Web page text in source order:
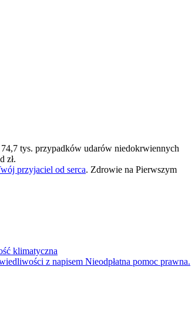
tys. przypadków udarów niedokrwiennych
zł.
przyjaciel od serca. Zdrowie na Pierwszym